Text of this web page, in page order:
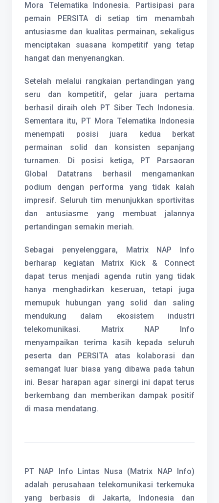
Mora Telematika Indonesia. Partisipasi para
pemain PERSITA di setiap tim menambah
antusiasme dan kualitas permainan, sekaligus
menciptakan suasana kompetitif yang tetap
hangat dan menyenangkan.
Setelah melalui rangkaian pertandingan yang
seru dan kompetitif, gelar juara pertama
berhasil diraih oleh PT Siber Tech Indonesia.
Sementara itu, PT Mora Telematika Indonesia
menempati posisi juara kedua berkat
permainan solid dan konsisten sepanjang
turnamen. Di posisi ketiga, PT Parsaoran
Global Datatrans berhasil mengamankan
podium dengan performa yang tidak kalah
impresif. Seluruh tim menunjukkan sportivitas
dan antusiasme yang membuat jalannya
pertandingan semakin meriah.
Sebagai penyelenggara, Matrix NAP Info
berharap kegiatan Matrix Kick & Connect
dapat terus menjadi agenda rutin yang tidak
hanya menghadirkan keseruan, tetapi juga
memupuk hubungan yang solid dan saling
mendukung dalam ekosistem industri
telekomunikasi. Matrix NAP Info
menyampaikan terima kasih kepada seluruh
peserta dan PERSITA atas kolaborasi dan
semangat luar biasa yang dibawa pada tahun
ini. Besar harapan agar sinergi ini dapat terus
berkembang dan memberikan dampak positif
di masa mendatang.
PT NAP Info Lintas Nusa (Matrix NAP Info)
adalah perusahaan telekomunikasi terkemuka
yang berbasis di Jakarta, Indonesia dan